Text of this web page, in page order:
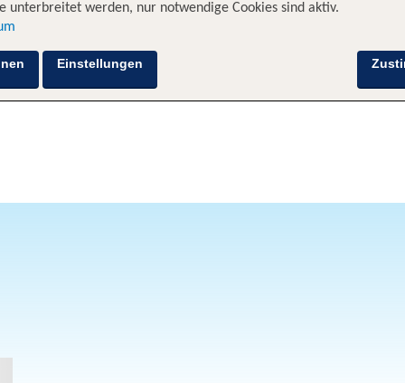
unterbreitet werden, nur notwendige Cookies sind aktiv.
Einstellungen